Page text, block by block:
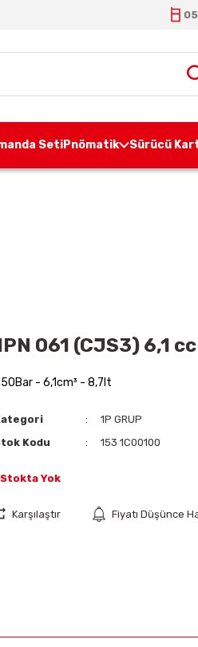
SetiPnömatik Sürücü
061 (CJS3) 6,1
- 6,1cm³ - 8,7lt
1P GRUP
Kodu
153 1C00100
Stokta Yok
Karşılaştır Fiyatı Düşünce